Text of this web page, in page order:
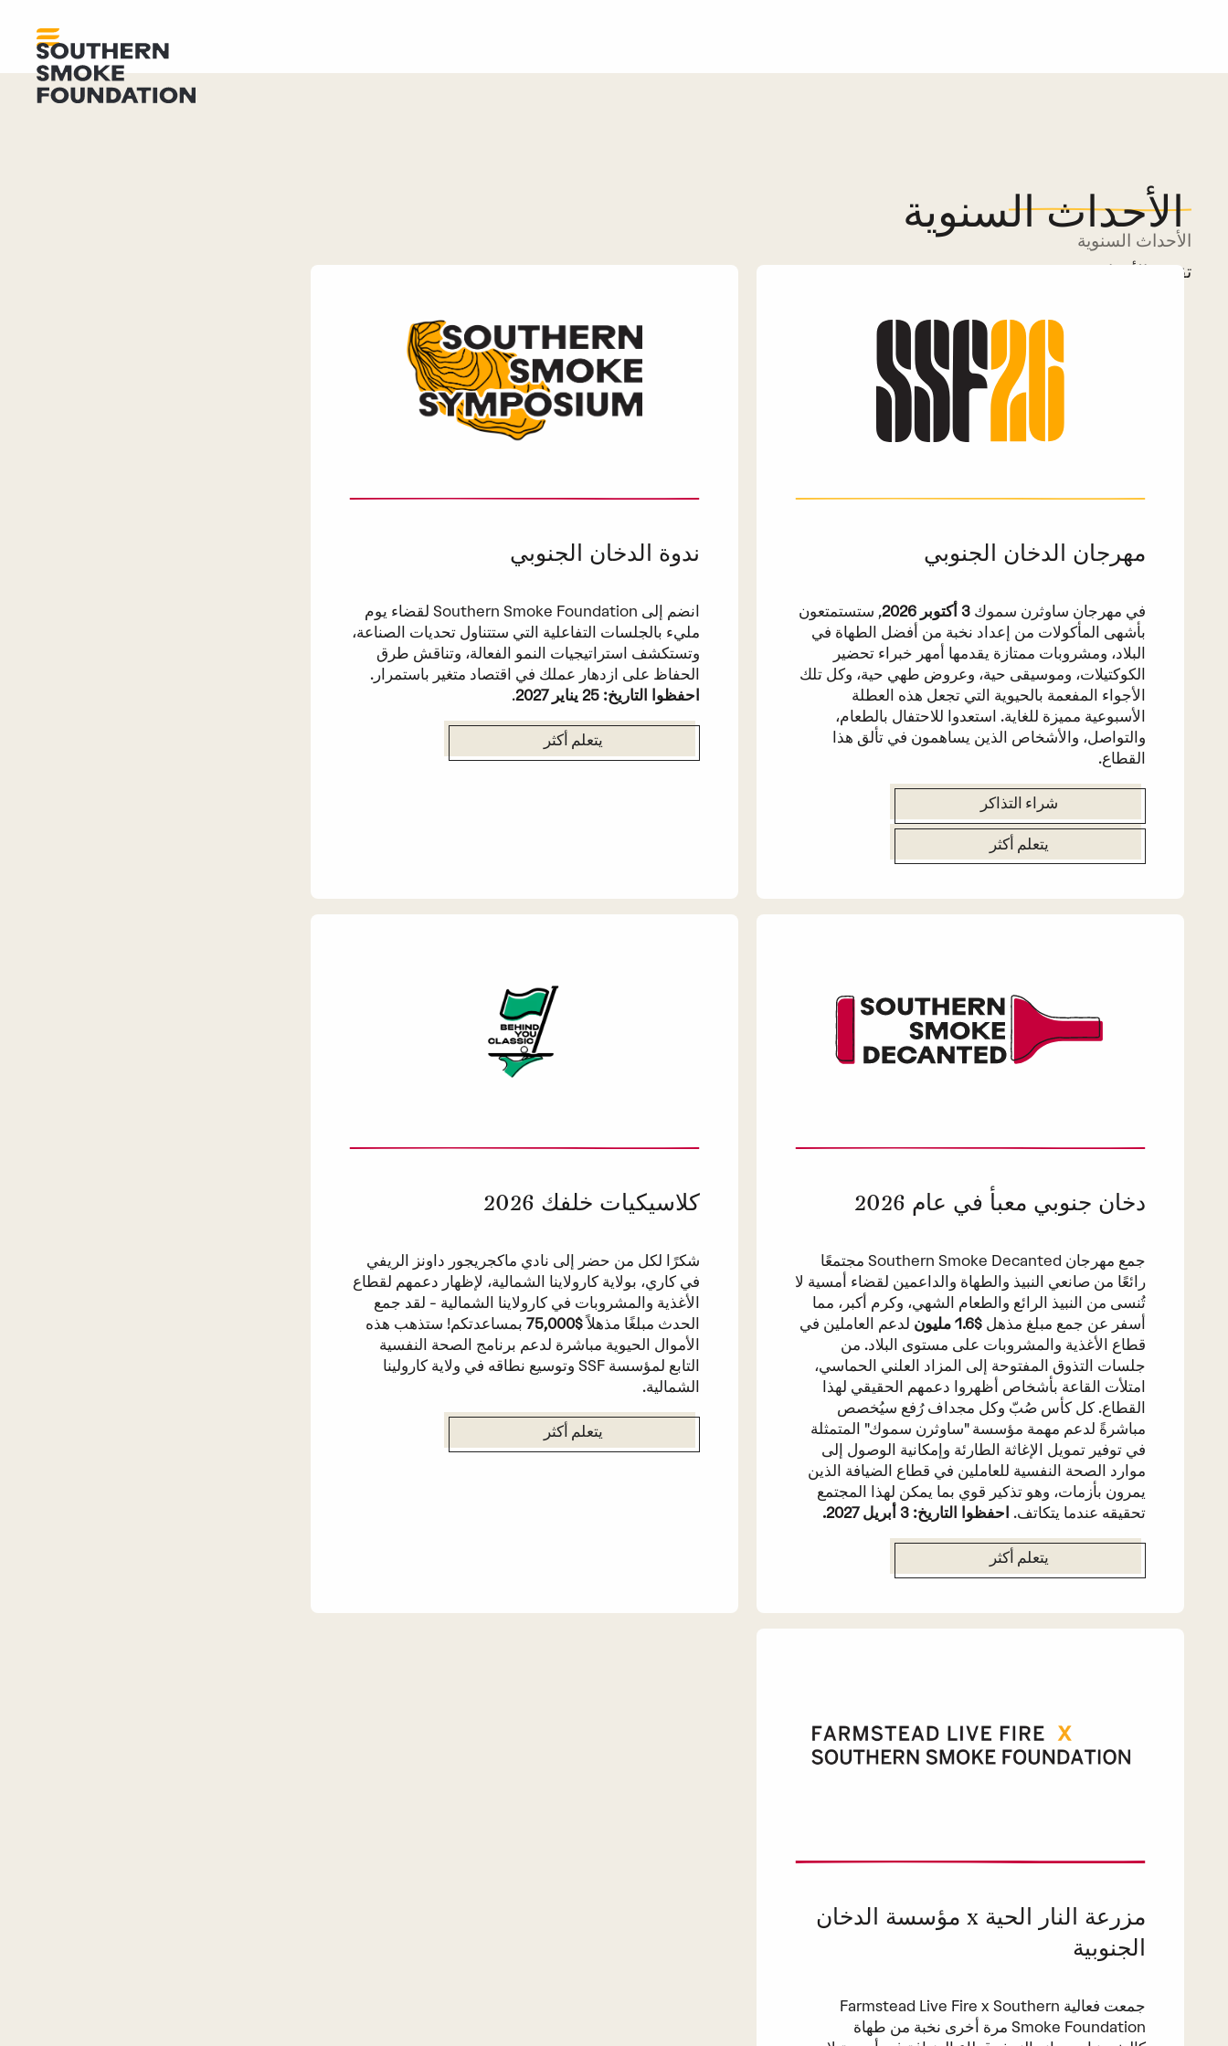
الأحداث السنوية
تقويم الأحداث
الأحداث السنوية
مهرجان الدخان الجنوبي
في مهرجان ساوثرن سموك3 أكتوبر 2026
, ستستمتعون
بأشهى المأكولات من إعداد نخبة من أفضل الطهاة في
البلاد، ومشروبات ممتازة يقدمها أمهر خبراء تحضير
الكوكتيلات، وموسيقى حية، وعروض طهي حية، وكل تلك
الأجواء المفعمة بالحيوية التي تجعل هذه العطلة
الأسبوعية مميزة للغاية. استعدوا للاحتفال بالطعام،
والتواصل، والأشخاص الذين يساهمون في تألق هذا
القطاع.
شراء التذاكر
يتعلم أكثر
ندوة الدخان الجنوبي
انضم إلى Southern Smoke Foundation لقضاء يوم
مليء بالجلسات التفاعلية التي ستتناول تحديات الصناعة،
وتستكشف استراتيجيات النمو الفعالة، وتناقش طرق
الحفاظ على ازدهار عملك في اقتصاد متغير باستمرار.
احفظوا التاريخ: 25 يناير 2027
.
يتعلم أكثر
دخان جنوبي معبأ في عام 2026
جمع مهرجان Southern Smoke Decanted مجتمعًا
رائعًا من صانعي النبيذ والطهاة والداعمين لقضاء أمسية لا
تُنسى من النبيذ الرائع والطعام الشهي، وكرم أكبر، مما
أسفر عن جمع مبلغ مذهل$1.6 مليون
لدعم العاملين في
قطاع الأغذية والمشروبات على مستوى البلاد. من
جلسات التذوق المفتوحة إلى المزاد العلني الحماسي،
امتلأت القاعة بأشخاص أظهروا دعمهم الحقيقي لهذا
القطاع. كل كأس صُبّ وكل مجداف رُفع سيُخصص
مباشرةً لدعم مهمة مؤسسة "ساوثرن سموك" المتمثلة
في توفير تمويل الإغاثة الطارئة وإمكانية الوصول إلى
موارد الصحة النفسية للعاملين في قطاع الضيافة الذين
يمرون بأزمات، وهو تذكير قوي بما يمكن لهذا المجتمع
تحقيقه عندما يتكاتف. احفظوا التاريخ: 3 أبريل 2027.
يتعلم أكثر
كلاسيكيات خلفك 2026
شكرًا لكل من حضر إلى نادي ماكجريجور داونز الريفي
في كاري، بولاية كارولاينا الشمالية، لإظهار دعمهم لقطاع
الأغذية والمشروبات في كارولاينا الشمالية - لقد جمع
الحدث مبلغًا مذهلاً$75,000
بمساعدتكم! ستذهب هذه
الأموال الحيوية مباشرة لدعم برنامج الصحة النفسية
التابع لمؤسسة SSF وتوسيع نطاقه في ولاية كارولينا
الشمالية.
يتعلم أكثر
مزرعة النار الحية x مؤسسة الدخان
الجنوبية
جمعت فعالية Farmstead Live Fire x Southern
Smoke Foundation مرة أخرى نخبة من طهاة